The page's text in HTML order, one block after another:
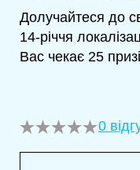
Долучайтеся до
14-річчя
Вас чекає 25
0